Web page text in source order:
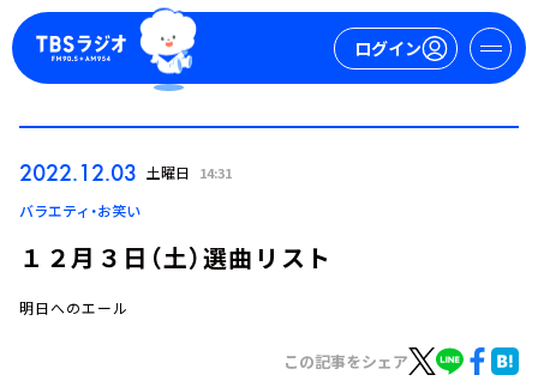
ログイン
ログイン
2022.12.03 土曜日 14:31
バラエティ・お笑い
１２月３日（土）選曲リスト
明日へのエール
この記事をシェア